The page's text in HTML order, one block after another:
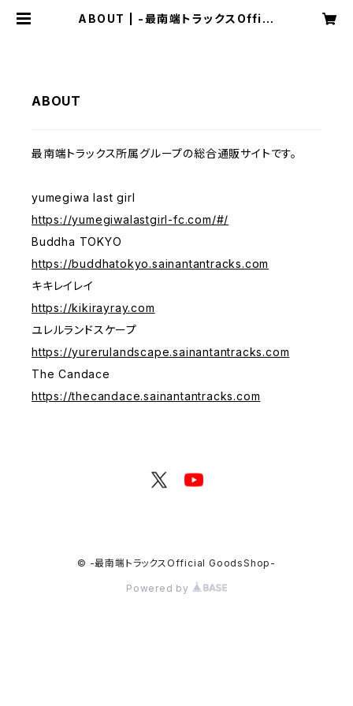
ABOUT | -最南端トラックスOffici
ABOUT
最南端トラックス所属グループの総合通販サイトです。
yumegiwa last girl
https://yumegiwalastgirl-fc.com/#/
Buddha TOKYO
https://buddhatokyo.sainantantracks.com
キキレイレイ
https://kikirayray.com
ユレルランドスケープ
https://yurerulandscape.sainantantracks.com
The Candace
https://thecandace.sainantantracks.com
© -最南端トラックスOfficial GoodsShop-
Powered by